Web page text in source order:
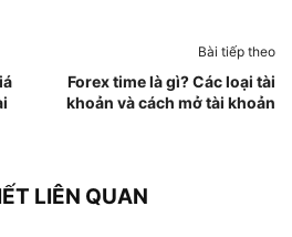
Bài tiếp theo
Forex time là gì? Các loại tài
khoản và cách mở tài khoản
LIÊN QUAN